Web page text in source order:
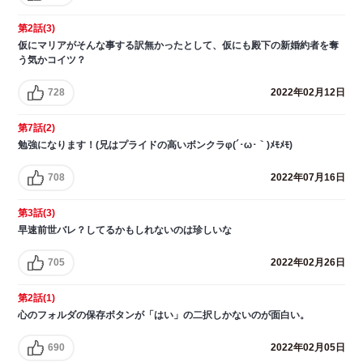
第2話(3)
仮にマリアがそんな事する訳無かったとして、仮にも殿下の新婚約者を奪
う気かコイツ？
728 2022年02月12日
第7話(2)
勉強になります！(兄はプライドの高いボンクラφ(´･ω･｀)ﾒﾓﾒﾓ)
708 2022年07月16日
第3話(3)
早速前世バレ？してるかもしれないのは珍しいな
705 2022年02月26日
第2話(1)
心のフォルダの保存ボタンが「はい」の二択しかないのが面白い。
690 2022年02月05日